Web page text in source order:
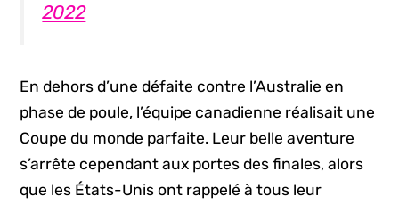
2022
En dehors d’une défaite contre l’Australie en
phase de poule, l’équipe canadienne réalisait une
Coupe du monde parfaite. Leur belle aventure
s’arrête cependant aux portes des finales, alors
que les États-Unis ont rappelé à tous leur